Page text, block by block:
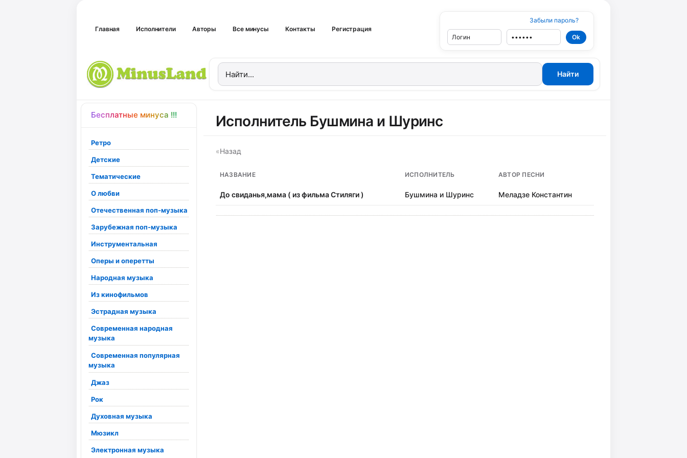
Главная Исполнители Авторы Все минусы Контакты Регистрация
Забыли пароль?
Бесплатные минуса !!!
Ретро
Детские
Тематические
О любви
Отечественная поп-музыка
Зарубежная поп-музыка
Инструментальная
Оперы и оперетты
Народная музыка
Из кинофильмов
Эстрадная музыка
Современная народная
музыка
Современная популярная
музыка
Джаз
Рок
Духовная музыка
Мюзикл
Электронная музыка
Исполнитель Бушмина и Шуринс
«Назад
НАЗВАНИЕ ИСПОЛНИТЕЛЬ АВТОР ПЕСНИ
До свиданья,мама ( из фильма Стиляги ) Бушмина и Шуринс Меладзе Константин